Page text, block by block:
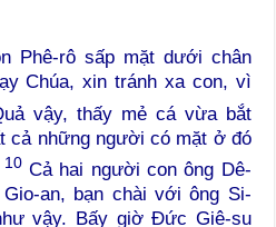
Phê-rô sấp mặt dưới chân
Chúa, xin tránh xa con, vì
vậy, thấy mẻ cá vừa bắt
cả những người có mặt ở đó
10Cả hai người con ông Dê-
an, bạn chài với ông Si-
vậy. Bấy giờ Đức Giê-su